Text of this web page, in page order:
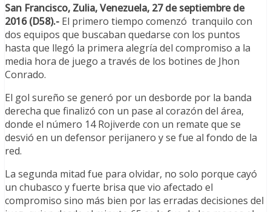
San Francisco, Zulia, Venezuela, 27 de septiembre de
2016 (D58).- El primero tiempo comenzó tranquilo con
dos equipos que buscaban quedarse con los puntos
hasta que llegó la primera alegría del compromiso a la
media hora de juego a través de los botines de Jhon
Conrado.
El gol sureño se generó por un desborde por la banda
derecha que finalizó con un pase al corazón del área,
donde el número 14 Rojiverde con un remate que se
desvió en un defensor perijanero y se fue al fondo de la
red.
La segunda mitad fue para olvidar, no solo porque cayó
un chubasco y fuerte brisa que vio afectado el
compromiso sino más bien por las erradas decisiones del